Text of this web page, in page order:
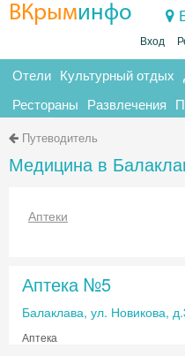
ВКрыминфо
Вход
Отели Культурный отдых
Рестораны Развлечения
Путеводитель
Медицина в
Аптеки
Аптека №5
Балаклава, ул. Новикова,
Аптека